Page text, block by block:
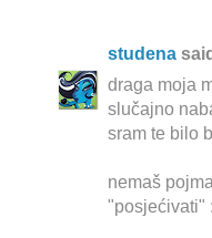
studena
draga moja
slučajno
sram te bilo
nemaš
"posjećivati"